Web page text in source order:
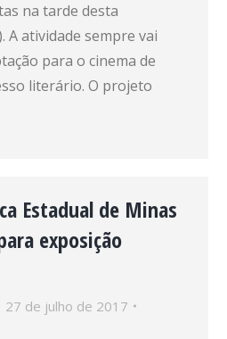
na tarde desta
A atividade sempre vai
para o cinema de
literário. O projeto
Estadual de Minas
exposição
27 de julho de 2017